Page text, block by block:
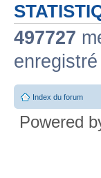
497727
Index du forum
Powered